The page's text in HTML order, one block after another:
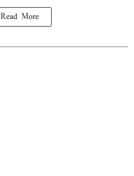
Read More